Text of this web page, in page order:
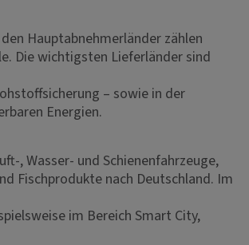
Hauptabnehmerländer zählen
Die wichtigsten Lieferländer sind
– sowie in der
Energien.
, Wasser- und Schienenfahrzeuge,
Fischprodukte nach Deutschland. Im
im Bereich Smart City,